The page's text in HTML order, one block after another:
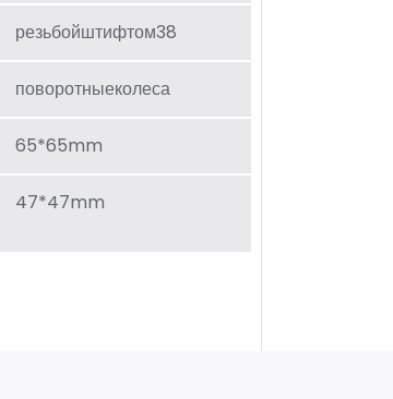
резьбойштифтом38
поворотныеколеса
65*65mm
47*47mm